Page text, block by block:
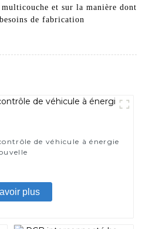
et sur la manière dont
de fabrication
de véhicule à énergie
plus